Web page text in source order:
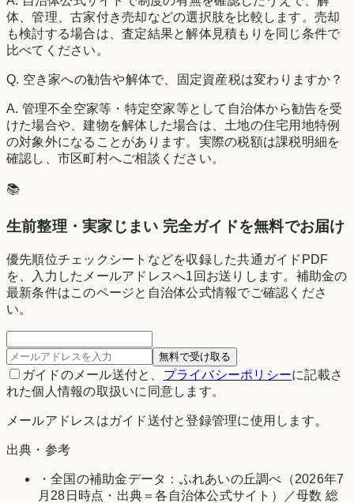
体、管理、古家付き売却などの選択肢を比較します。売却
も検討する場合は、査定結果と解体見積もりを同じ条件で
比べてください。
Q. 空き家への勧告や解体で、固定資産税は変わりますか？
A. 管理不全空家等・特定空家等として自治体から勧告を受
けた場合や、建物を解体した場合は、土地の住宅用地特例
の対象外になることがあります。実際の税額は課税明細を
確認し、市区町村へご相談ください。
📚
生前整理・実家じまい 完全ガイドを無料でお届け
優先順位チェックシートなどを収録した共通ガイドPDF
を、入力したメールアドレスへ1回お送りします。補助金の
最新条件はこのページと自治体公式情報でご確認くださ
い。
無料で受け取る
ガイドのメール送付と、 プライバシーポリシーに記載さ
れた個人情報の取扱いに同意します。
メールアドレスはガイド送付と登録管理に使用します。
出典・参考
・全国の補助金データ： ふれあいの丘調べ （2026年7
月28日時点 ・出典＝各自治体公式サイト）／母数 総